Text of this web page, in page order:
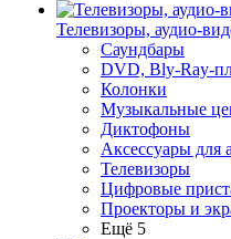
Телевизоры, аудио-
Саундбары
DVD, Bly-Ray-
Колонки
Музыкальные
Диктофоны
Аксессуары для
Телевизоры
Цифровые
Проекторы и
Ещё 5